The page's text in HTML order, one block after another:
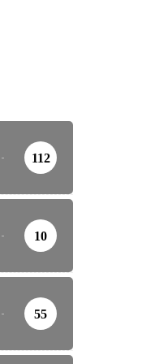
112
10
55